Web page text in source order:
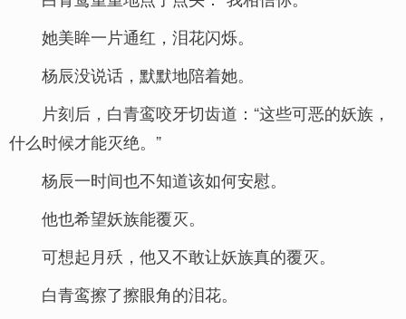
她美眸一片通红，泪花闪烁。
杨辰没说话，默默地陪着她。
片刻后，白青鸾咬牙切齿道：“这些可恶的妖族，
什么时候才能灭绝。”
杨辰一时间也不知道该如何安慰。
他也希望妖族能覆灭。
可想起月殀，他又不敢让妖族真的覆灭。
白青鸾擦了擦眼角的泪花。